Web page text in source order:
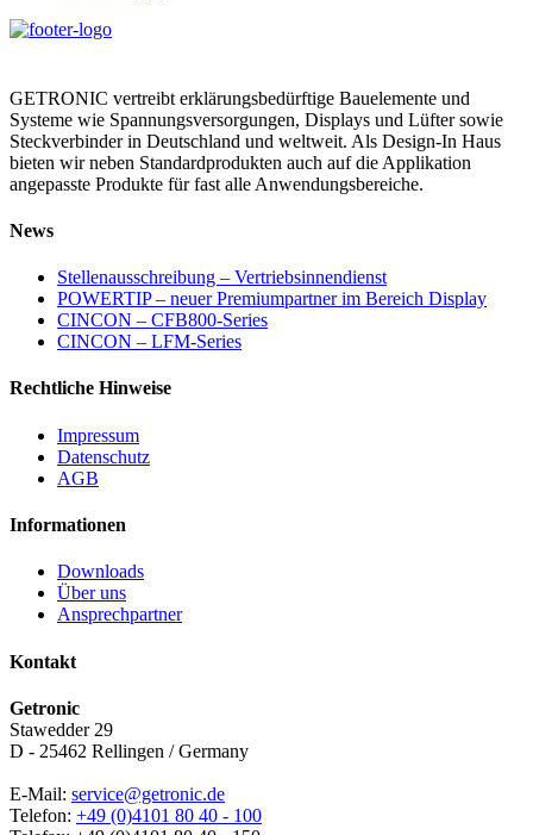
GETRONIC vertreibt erklärungs­bedürftige Bauelemente und
Systeme wie Spannungs­versorgungen, Displays und Lüfter sowie
Steckverbinder in Deutschland und weltweit. Als Design-In Haus
bieten wir neben Standard­produkten auch auf die Applikation
angepasste Produkte für fast alle Anwendungs­bereiche.
News
Stellenausschreibung – Vertriebsinnendienst
POWERTIP – neuer Premiumpartner im Bereich Display
CINCON – CFB800-Series
CINCON – LFM-Series
Rechtliche Hinweise
Impressum
Datenschutz
AGB
Informationen
Downloads
Über uns
Ansprechpartner
Kontakt
Getronic
Stawedder 29
D - 25462 Rellingen / Germany
E-Mail: service@getronic.de
Telefon: +49 (0)4101 80 40 - 100